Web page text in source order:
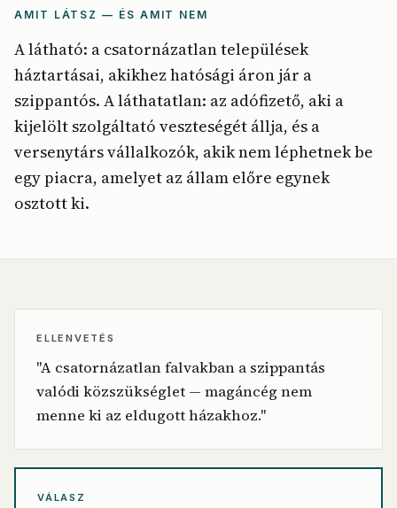
AMIT LÁTSZ — ÉS AMIT NEM
A látható: a csatornázatlan települések
háztartásai, akikhez hatósági áron jár a
szippantós. A láthatatlan: az adófizető, aki a
kijelölt szolgáltató veszteségét állja, és a
versenytárs vállalkozók, akik nem léphetnek be
egy piacra, amelyet az állam előre egynek
osztott ki.
ELLENVETÉS
"A csatornázatlan falvakban a szippantás
valódi közszükséglet — magáncég nem
menne ki az eldugott házakhoz."
VÁLASZ